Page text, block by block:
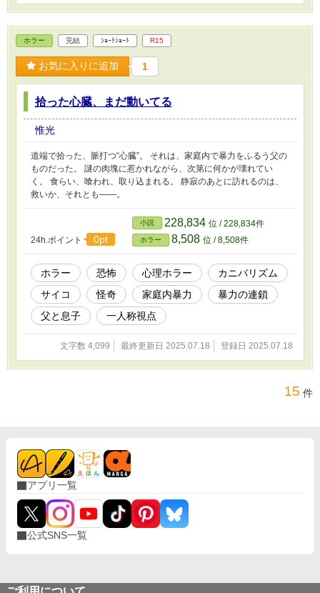
ホラー 完結 ｼｮｰﾄｼｮｰﾄ R15
お気に入りに追加 1
拾った心臓、まだ動いてる
惟光
道端で拾った、脈打つ“心臓”。 それは、家庭内で暴力をふるう父の
ものだった。 謎の肉塊に惹かれながら、次第に何かが壊れてい
く。 食らい、喰われ、取り込まれる。 静寂のあとに訪れるのは、
救いか、それとも――。
24h.ポイント 0pt
小説 228,834 位 / 228,834件
ホラー 8,508 位 / 8,508件
ホラー 恐怖 心理ホラー
カニバリズム
サイコ
怪奇 家庭内暴力
暴力の連鎖
父と息子
一人称視点
文字数 4,099 最終更新日 2025.07.18 登録日 2025.07.18
15 件
アプリ一覧
公式SNS一覧